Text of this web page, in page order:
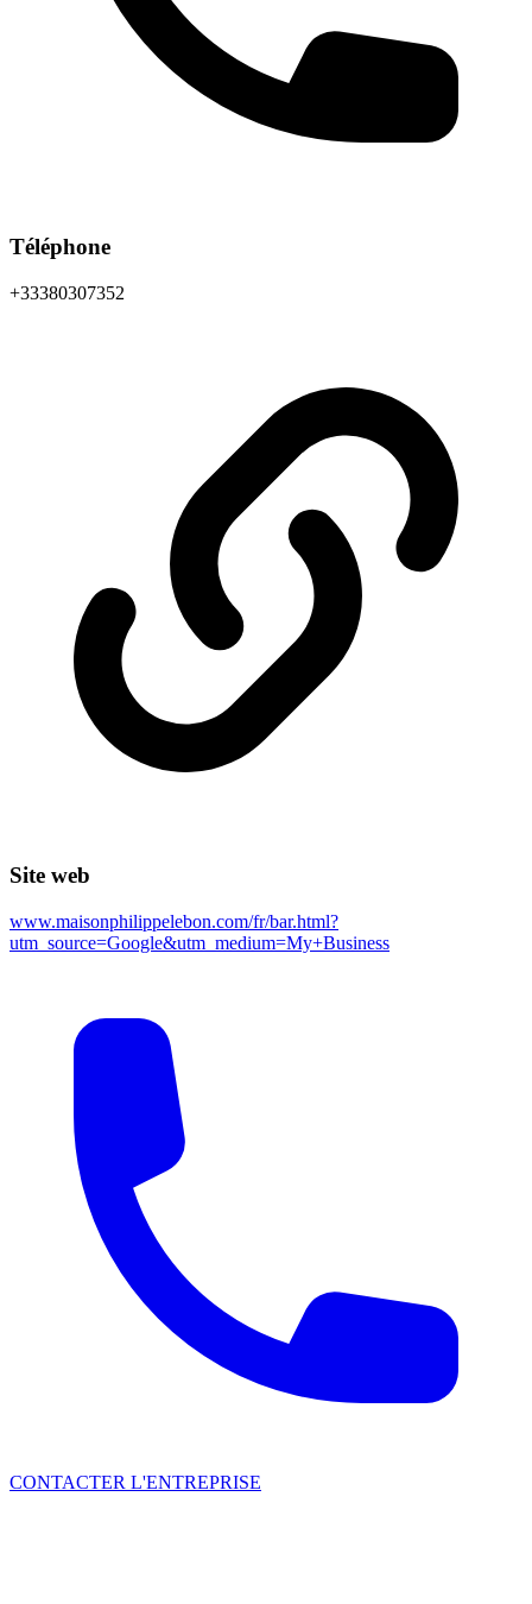
Téléphone
+33380307352
Site web
www.maisonphilippelebon.com/fr/bar.html?
utm_source=Google&utm_medium=My+Business
CONTACTER L'ENTREPRISE